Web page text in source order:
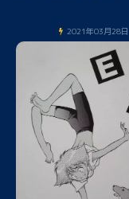
2021年03月28日